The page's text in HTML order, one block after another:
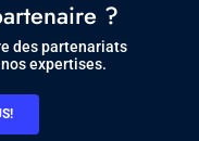
?
des partenariats
expertises.